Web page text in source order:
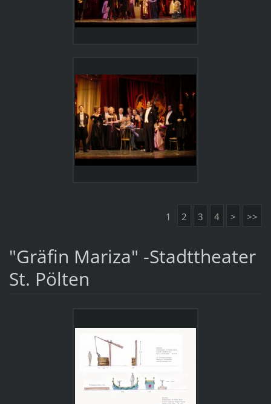
1 2 3 4 > >>
"Gräfin Mariza" -Stadttheater
St. Pölten